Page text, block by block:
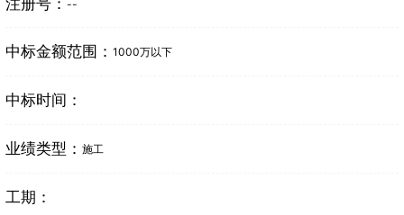
--
中标金额范围： 1000万以下
中标时间：
业绩类型： 施工
工期：